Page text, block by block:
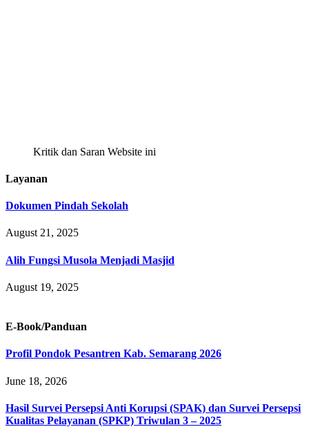
Kritik dan Saran Website ini
Layanan
Dokumen Pindah Sekolah
August 21, 2025
Alih Fungsi Musola Menjadi Masjid
August 19, 2025
E-Book/Panduan
Profil Pondok Pesantren Kab. Semarang 2026
June 18, 2026
Hasil Survei Persepsi Anti Korupsi (SPAK) dan Survei Persepsi
Kualitas Pelayanan (SPKP) Triwulan 3 – 2025